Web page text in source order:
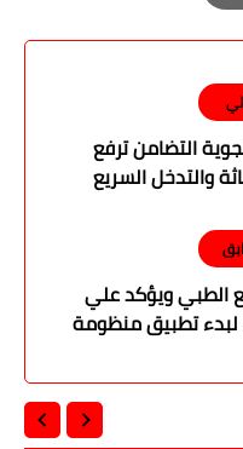
التضامن ترفع
والتدخل السريع
الطبي ويؤكد علي
لبدء تطبيق منظومة